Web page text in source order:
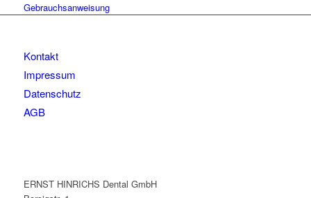
Gebrauchsanweisung
Kontakt
Impressum
Datenschutz
AGB
ERNST HINRICHS Dental GmbH